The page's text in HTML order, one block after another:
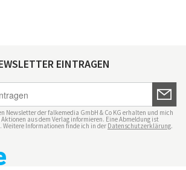
EINTRAGEN
Newsletter der falkemedia GmbH & Co KG erhalten und mich
aus dem Verlag informieren. Eine Abmeldung ist
Weitere Informationen finde ich in der Datenschutzerklärung.